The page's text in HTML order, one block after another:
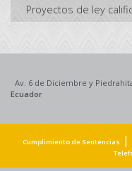
Proyectos de ley
Av. 6 de Diciembre y
Ecuador
Cumplimiento de Sentencias |